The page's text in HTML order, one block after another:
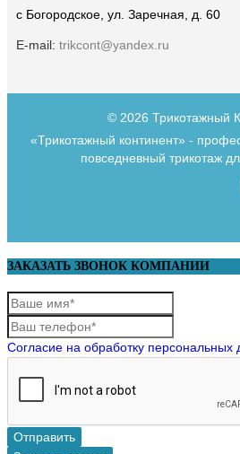
с Богородское, ул. Заречная, д. 60
E-mail: trikcont@yandex.ru
© 2026 Трикотажный
«Трикотажный континент» -
повседневный трикотаж
ЗАКАЗАТЬ ЗВОНОК КОМПАНИИ
Согласие на обработку персональных
Отправить